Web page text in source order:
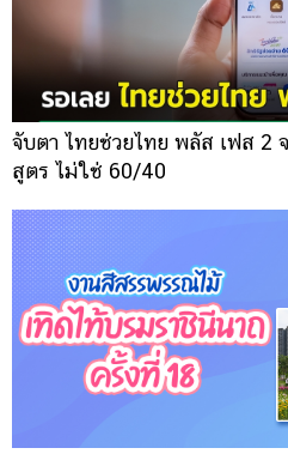
จับตา ไทยช่วยไทย พลัส เฟส 2
สูตร ไม่ใช่ 60/40